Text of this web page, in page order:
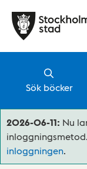
Sök böcker
2026-06-11: Nu
inloggningsmetod.
inloggningen.